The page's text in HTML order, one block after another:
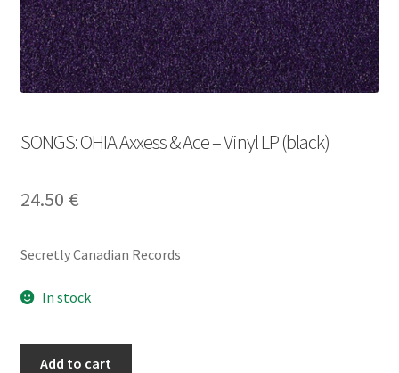
SONGS: OHIA Axxess & Ace – Vinyl LP (black)
24.50 €
Secretly Canadian Records
In stock
Add to cart